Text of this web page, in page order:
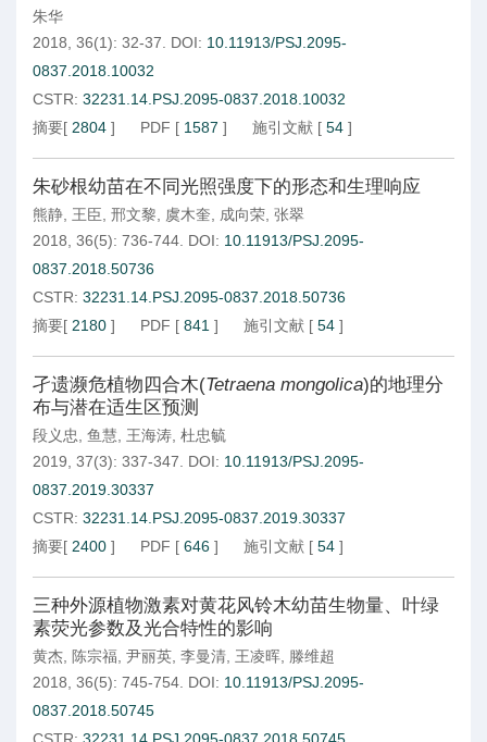
朱华
2018, 36(1): 32-37.
DOI: 10.11913/PSJ.2095-
0837.2018.10032
CSTR: 32231.14.PSJ.2095-0837.2018.10032
摘要[ 2804 ] PDF [ 1587 ] 施引文献 [ 54 ]
朱砂根幼苗在不同光照强度下的形态和生理响应
熊静 王臣 邢文黎 虞木奎 成向荣 张翠
2018, 36(5): 736-744. DOI: 10.11913/PSJ.2095-
0837.2018.50736
CSTR: 32231.14.PSJ.2095-0837.2018.50736
摘要[ 2180 ] PDF [ 841 ] 施引文献 [ 54 ]
孑遗濒危植物四合木(Tetraena mongolica)的地理分
布与潜在适生区预测
段义忠 鱼慧 王海涛 杜忠毓
2019, 37(3): 337-347.
DOI: 10.11913/PSJ.2095-
0837.2019.30337
CSTR: 32231.14.PSJ.2095-0837.2019.30337
摘要[ 2400 ] PDF [ 646 ] 施引文献 [ 54 ]
三种外源植物激素对黄花风铃木幼苗生物量、叶绿
素荧光参数及光合特性的影响
黄杰 陈宗福 尹丽英 李曼清 王凌晖 滕维超
2018, 36(5): 745-754. DOI: 10.11913/PSJ.2095-
0837.2018.50745